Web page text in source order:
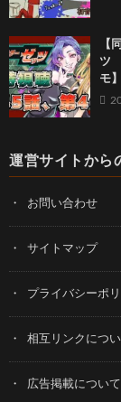
【
ツ
モ
運営サイトから
お問い合わせ
サイトマップ
プライバシーポ
相互リンクについ
広告掲載について